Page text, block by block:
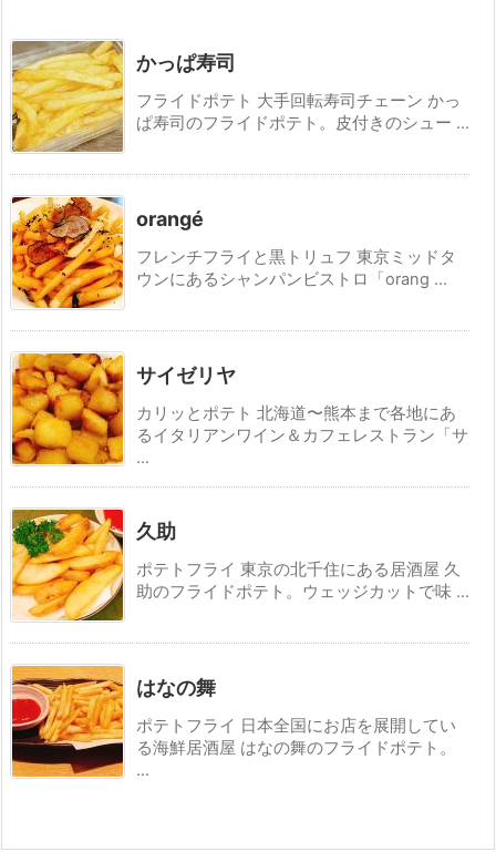
かっぱ寿司
フライドポテト 大手回転寿司チェーン かっ
ぱ寿司のフライドポテト。皮付きのシュー ...
orangé
フレンチフライと黒トリュフ 東京ミッドタ
ウンにあるシャンパンビストロ「orang ...
サイゼリヤ
カリッとポテト 北海道〜熊本まで各地にあ
るイタリアンワイン＆カフェレストラン「サ
...
久助
ポテトフライ 東京の北千住にある居酒屋 久
助のフライドポテト。ウェッジカットで味 ...
はなの舞
ポテトフライ 日本全国にお店を展開してい
る海鮮居酒屋 はなの舞のフライドポテト。
...